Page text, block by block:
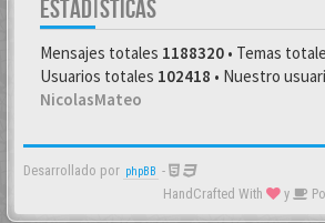
ESTADÍSTICAS
Mensajes totales 1188320 • Temas
Usuarios totales 102418 • Nuestro
NicolasMateo
Desarrollado por phpBB -
HandCrafted With
y